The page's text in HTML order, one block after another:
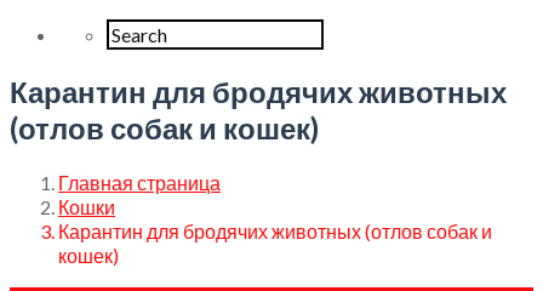
Карантин для бродячих животных
(отлов собак и кошек)
Главная страница
Кошки
Карантин для бродячих животных (отлов собак и
кошек)